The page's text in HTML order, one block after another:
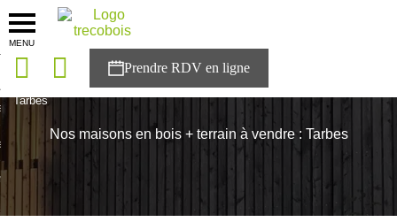
MENU
solutions
Trecobois
Tarbes
Nos maisons en bois + terrain à vendre : Tarbes